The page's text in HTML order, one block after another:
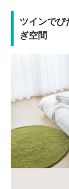
ツインでぴ
ぎ空間